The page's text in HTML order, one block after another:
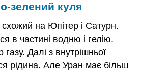
зелений куля
на Юпітер і Сатурн.
в частині водню і гелію.
Далі з внутрішньої
рідина. Але Уран має більш